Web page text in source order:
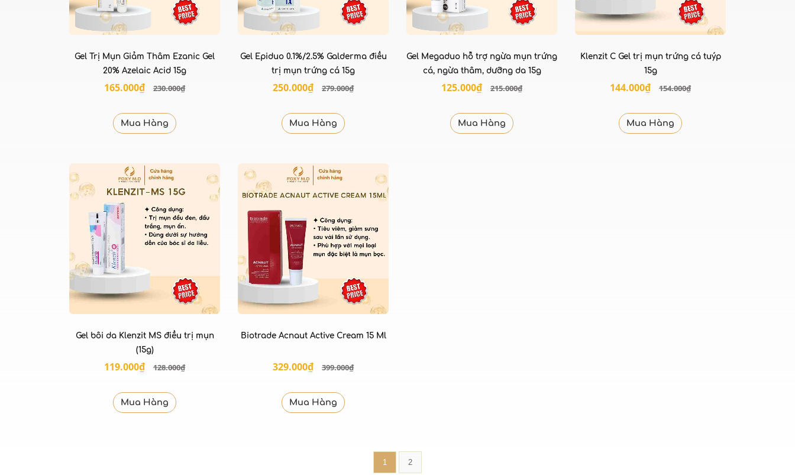
Gel Trị Mụn Giảm Thâm Ezanic Gel
20% Azelaic Acid 15g
165.000₫ 230.000₫
Mua Hàng
Gel Epiduo 0.1%/2.5% Galderma điều
trị mụn trứng cá 15g
250.000₫ 279.000₫
Mua Hàng
Gel Megaduo hỗ trợ ngừa mụn trứng
cá, ngừa thâm, dưỡng da 15g
125.000₫ 215.000₫
Mua Hàng
Klenzit C Gel trị mụn trứng cá tuýp
15g
144.000₫ 154.000₫
Mua Hàng
Gel bôi da Klenzit MS điều trị mụn
(15g)
119.000₫ 128.000₫
Mua Hàng
Biotrade Acnaut Active Cream 15 Ml
329.000₫ 399.000₫
Mua Hàng
1 2